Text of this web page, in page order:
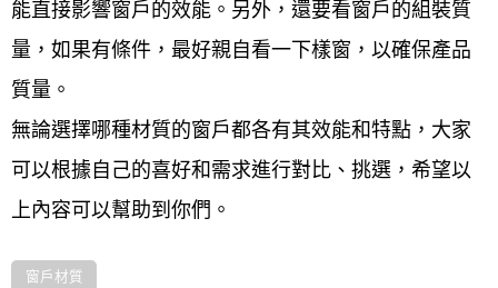
能直接影響窗戶的效能。另外，還要看窗戶的組裝質
量，如果有條件，最好親自看一下樣窗，以確保產品
質量。
無論選擇哪種材質的窗戶都各有其效能和特點，大家
可以根據自己的喜好和需求進行對比、挑選，希望以
上內容可以幫助到你們。
窗戶材質